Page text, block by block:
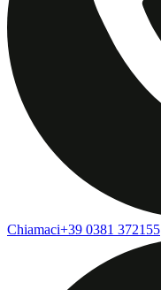
Chiamaci+39 0381 372155